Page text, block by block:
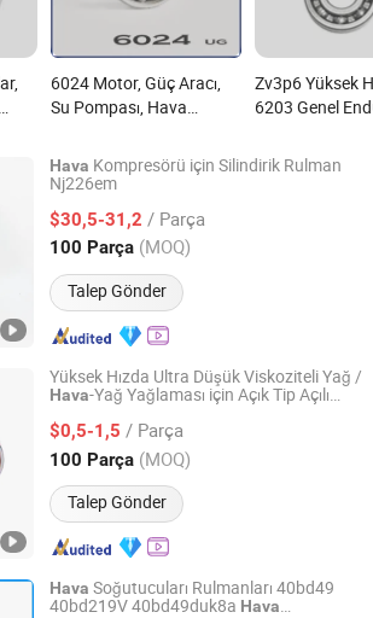
6024 Motor, Güç Aracı,
Su Pompası, Hava
Derin Yivli Bilyalı Rulman
nedir?
Zv3p6 Yüksek
6203 Genel
Kompresörü
Hava Kompresörü için Silindirik Rulman
Nj226em
$30,5-31,2 / Parça
100 Parça (MOQ)
Talep Gönder
Bearing Technology Co., Ltd
Fiyat 2024
Yüksek Hızda Ultra Düşük Viskoziteli Yağ /
Hava-Yağ Yağlaması için Açık Tip Açılı
$0,5-1,5 / Parça
100 Parça (MOQ)
Talep Gönder
International Im&Ex Trade Co., Ltd
Fiyat 2026
Hava Soğutucuları Rulmanları 40bd49
40bd219V 40bd49duk8a Hava